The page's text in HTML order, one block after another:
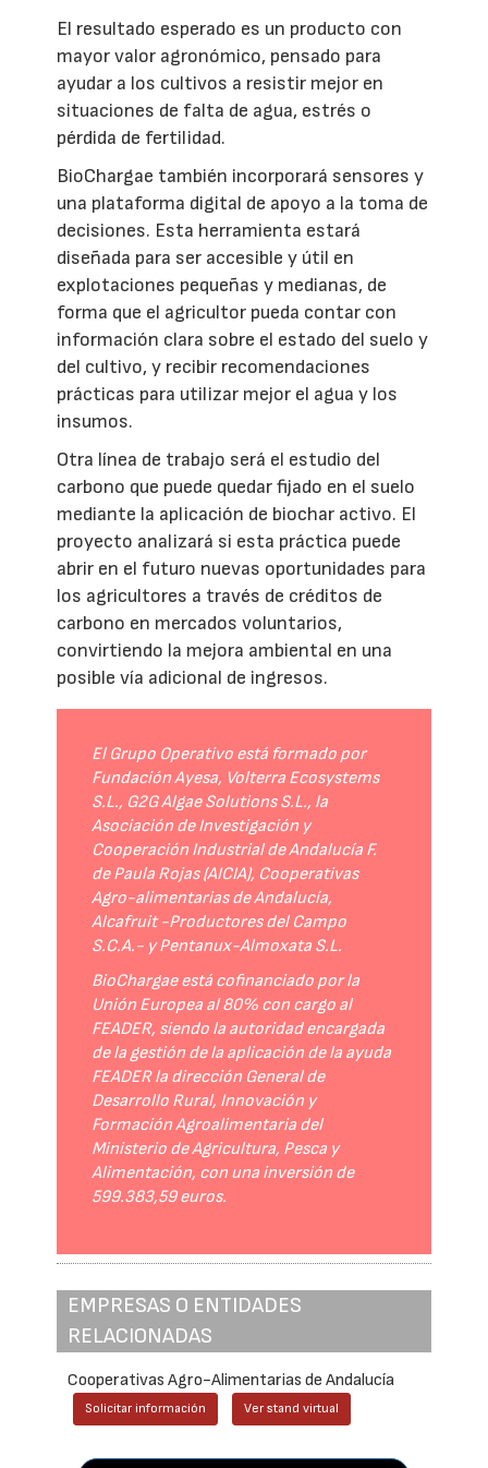
El resultado esperado es un producto con
mayor valor agronómico, pensado para
ayudar a los cultivos a resistir mejor en
situaciones de falta de agua, estrés o
pérdida de fertilidad.
BioChargae también incorporará sensores y
una plataforma digital de apoyo a la toma de
decisiones. Esta herramienta estará
diseñada para ser accesible y útil en
explotaciones pequeñas y medianas, de
forma que el agricultor pueda contar con
información clara sobre el estado del suelo y
del cultivo, y recibir recomendaciones
prácticas para utilizar mejor el agua y los
insumos.
Otra línea de trabajo será el estudio del
carbono que puede quedar fijado en el suelo
mediante la aplicación de biochar activo. El
proyecto analizará si esta práctica puede
abrir en el futuro nuevas oportunidades para
los agricultores a través de créditos de
carbono en mercados voluntarios,
convirtiendo la mejora ambiental en una
posible vía adicional de ingresos.
El Grupo Operativo está formado por
Fundación Ayesa, Volterra Ecosystems
S.L., G2G Algae Solutions S.L., la
Asociación de Investigación y
Cooperación Industrial de Andalucía F.
de Paula Rojas (AICIA), Cooperativas
Agro-alimentarias de Andalucía,
Alcafruit -Productores del Campo
S.C.A.- y Pentanux-Almoxata S.L.
BioChargae está cofinanciado por la
Unión Europea al 80% con cargo al
FEADER, siendo la autoridad encargada
de la gestión de la aplicación de la ayuda
FEADER la dirección General de
Desarrollo Rural, Innovación y
Formación Agroalimentaria del
Ministerio de Agricultura, Pesca y
Alimentación, con una inversión de
599.383,59 euros.
EMPRESAS O ENTIDADES
RELACIONADAS
Cooperativas Agro-Alimentarias de Andalucía
Solicitar información Ver stand virtual